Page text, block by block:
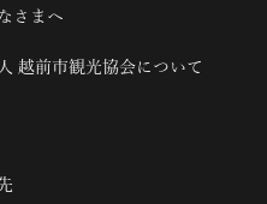
さまへ
越前市観光協会について